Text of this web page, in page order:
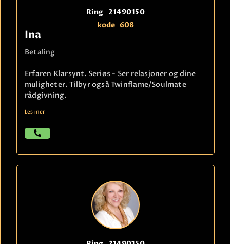
Ring 21490150
kode 608
Ina
Betaling
Erfaren Klarsynt. Seriøs - Ser relasjoner og dine
muligheter. Tilbyr også Twinflame/Soulmate
rådgivning.
Les mer